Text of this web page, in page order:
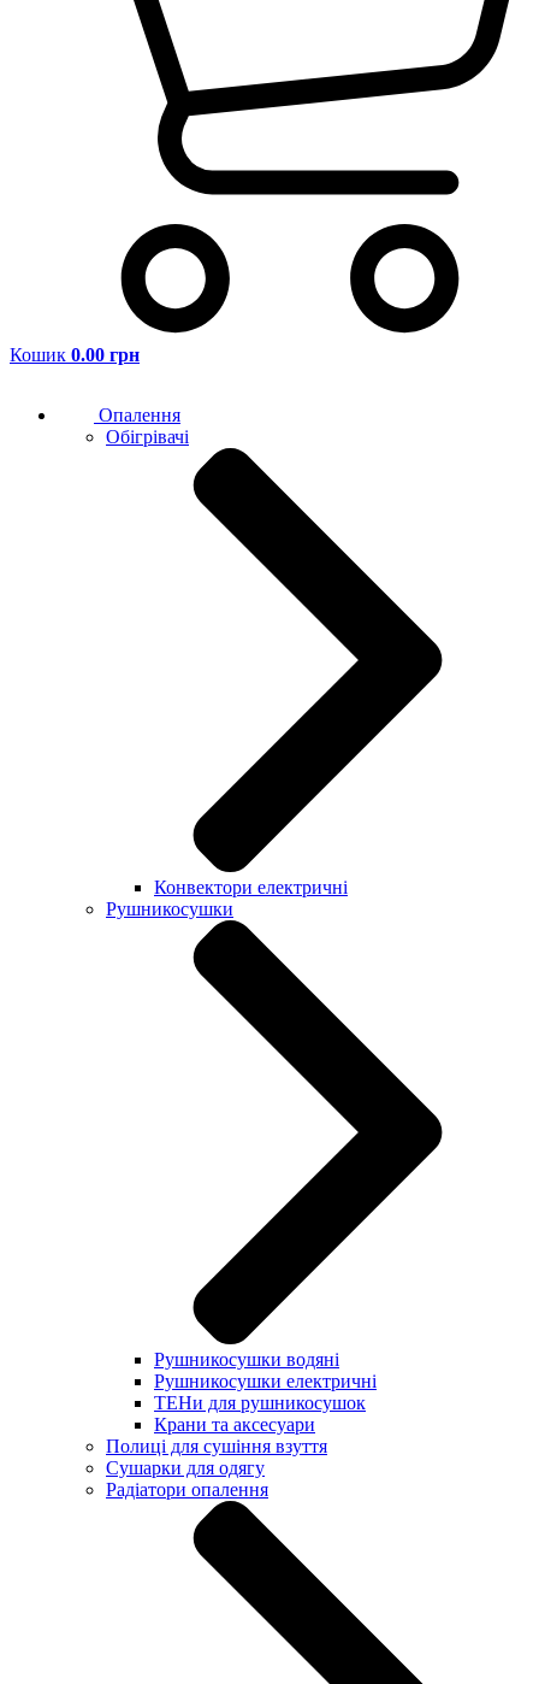
Кошик 0.00 грн
Опалення
Обігрівачі
Конвектори електричні
Рушникосушки
Рушникосушки водяні
Рушникосушки електричні
ТЕНи для рушникосушок
Крани та аксесуари
Полиці для сушіння взуття
Сушарки для одягу
Радіатори опалення